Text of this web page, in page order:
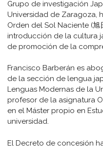
Grupo de investigación
Universidad de Zaragoza,
Orden del Sol Naciente (
introducción de la cultura
de promoción de la
Francisco Barberán es
de la sección de lengua
Lenguas Modernas de la
profesor de la asignatura
en el Máster propio en
universidad.
El Decreto de concesión